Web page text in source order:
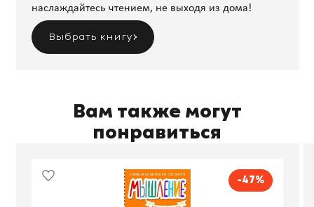
наслаждайтесь чтением, не выходя из дома!
Выбрать книгу
Вам также могут
понравиться
-47%